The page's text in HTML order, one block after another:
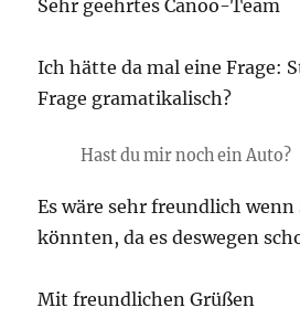
Sehr geehrtes Canoo-Team
Ich hätte da mal eine Frage:
Frage gramatikalisch?
Hast du mir noch ein Auto?
Es wäre sehr freundlich
könnten, da es deswegen
Mit freundlichen Grüßen